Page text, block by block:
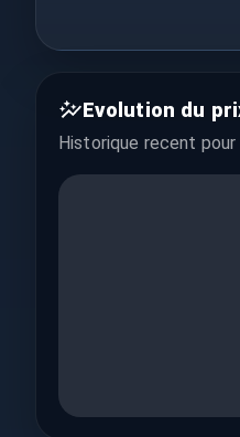
Evolution du
Historique recent pour